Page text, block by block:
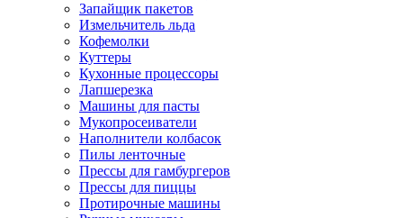
Запайщик пакетов
Измельчитель льда
Кофемолки
Куттеры
Кухонные процессоры
Лапшерезка
Машины для пасты
Мукопросеиватели
Наполнители колбасок
Пилы ленточные
Прессы для гамбургеров
Прессы для пиццы
Протирочные машины